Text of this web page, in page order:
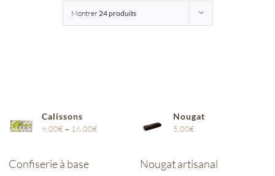
Montrer24 produits
Calissons
9,00€ – 16,00€
Confiserie à base
Nougat
5,00€
Nougat artisanal